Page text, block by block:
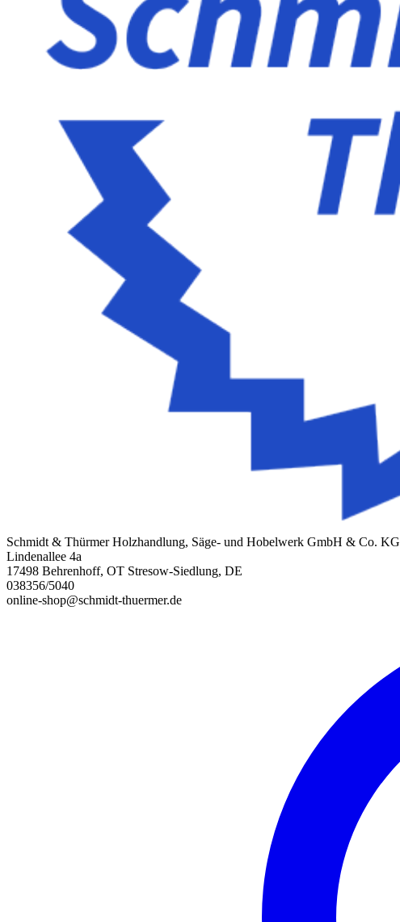
Schmidt & Thürmer Holzhandlung, Säge- und Hobelwerk GmbH & Co. KG
Lindenallee 4a
17498 Behrenhoff, OT Stresow-Siedlung, DE
038356/5040
online-shop@schmidt-thuermer.de